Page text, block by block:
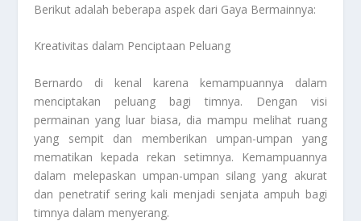
Berikut adalah beberapa aspek dari Gaya Bermainnya:
Kreativitas dalam Penciptaan Peluang
Bernardo di kenal karena kemampuannya dalam
menciptakan peluang bagi timnya. Dengan visi
permainan yang luar biasa, dia mampu melihat ruang
yang sempit dan memberikan umpan-umpan yang
mematikan kepada rekan setimnya. Kemampuannya
dalam melepaskan umpan-umpan silang yang akurat
dan penetratif sering kali menjadi senjata ampuh bagi
timnya dalam menyerang.